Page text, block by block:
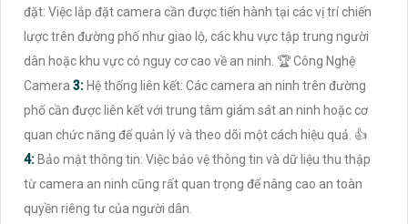
đặt: Việc lắp đặt camera cần được tiến hành tại các vị trí chiến
lược trên đường phố như giao lộ, các khu vực tập trung người
dân hoặc khu vực có nguy cơ cao về an ninh. 🏆 Công Nghệ
Camera 3: Hệ thống liên kết: Các camera an ninh trên đường
phố cần được liên kết với trung tâm giám sát an ninh hoặc cơ
quan chức năng để quản lý và theo dõi một cách hiệu quả. 👍
4: Bảo mật thông tin: Việc bảo vệ thông tin và dữ liệu thu thập
từ camera an ninh cũng rất quan trọng để nâng cao an toàn
quyền riêng tư của người dân.